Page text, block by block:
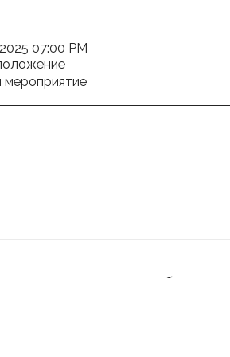
07:00 PM
мероприятие
студенческое